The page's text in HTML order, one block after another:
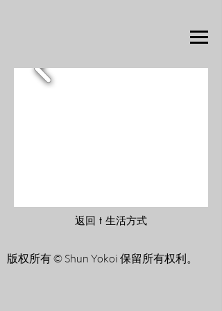
返回 t 生活方式
版权所有 © Shun Yokoi 保留所有权利。